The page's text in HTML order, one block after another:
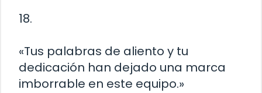
18.
«Tus palabras de aliento y tu
dedicación han dejado una marca
imborrable en este equipo.»